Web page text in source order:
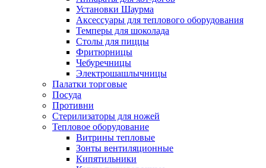
Установки Шаурма
Аксессуары для теплового оборудования
Темперы для шоколада
Столы для пиццы
Фритюрницы
Чебуречницы
Электрошашлычницы
Палатки торговые
Посуда
Противни
Стерилизаторы для ножей
Тепловое оборудование
Витрины тепловые
Зонты вентиляционные
Кипятильники